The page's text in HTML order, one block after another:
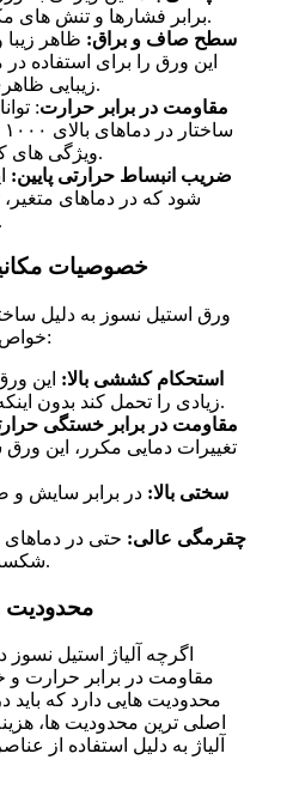
برابر فشارها و تنش های مکانیکی مقاومت کند.
سطح صاف و براق: ظاهر
این ورق را برای استفاده در
زیبایی ظاهری مناسب می سازد.
مقاومت در برابر حرارت:
ویژگی های کلیدی این ورق است.
ضریب انبساط حرارتی پایین:
شود که در دماهای متغیر،
حداقلی داشته باشد.
خصوصیات
ورق استیل نسوز به دلیل
خواص مکانیکی برجسته ای دارد:
استحکام کششی بالا: این
زیادی را تحمل کند بدون اینکه دچار شکست شود.
مقاومت در برابر خستگی
تغییرات دمایی مکرر، این
سختی بالا:در برابر سایش و
چقرمگی عالی: حتی در دماهای
شکست ناگهانی نمی شود.
محدودیت
اگرچه آلیاژ استیل نسوز
مقاومت در برابر حرارت
محدودیت هایی دارد که باید
اصلی ترین محدودیت ها،
آلیاژ به دلیل استفاده از